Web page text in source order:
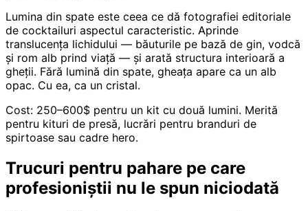
Lumina din spate este ceea ce dă fotografiei editoriale
de cocktailuri aspectul caracteristic. Aprinde
translucența lichidului — băuturile pe bază de gin, vodcă
și rom alb prind viață — și arată structura interioară a
gheții. Fără lumină din spate, gheața apare ca un alb
opac. Cu ea, ca un cristal.
Cost: 250–600$ pentru un kit cu două lumini. Merită
pentru kituri de presă, lucrări pentru branduri de
spirtoase sau cadre hero.
Trucuri pentru pahare pe care
profesioniștii nu le spun niciodată